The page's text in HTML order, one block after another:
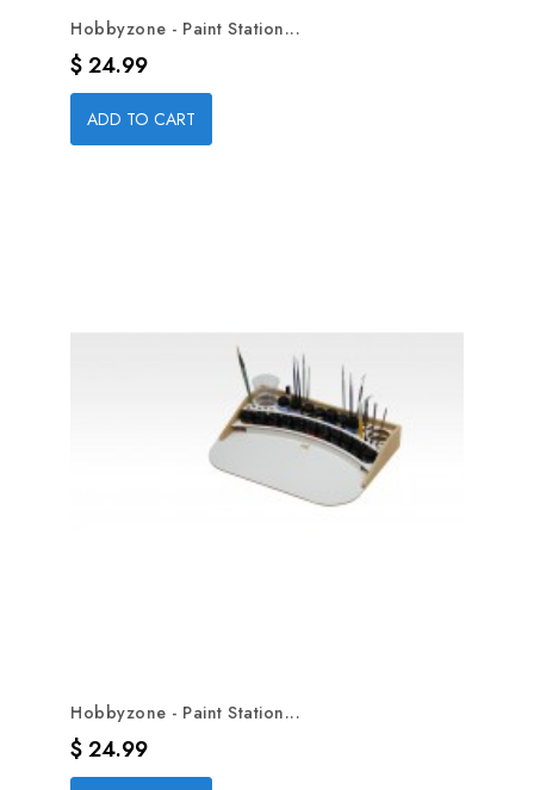
Hobbyzone - Paint Station...
Precio
$ 24.99
ADD TO CART
Hobbyzone - Paint Station...
Precio
$ 24.99